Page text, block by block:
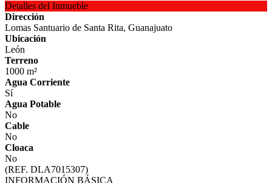
Detalles del Inmueble
Dirección
Lomas Santuario de Santa Rita, Guanajuato
Ubicación
León
Terreno
1000 m²
Agua Corriente
Sí
Agua Potable
No
Cable
No
Cloaca
No
(REF. DLA7015307)
INFORMACIÓN BÁSICA